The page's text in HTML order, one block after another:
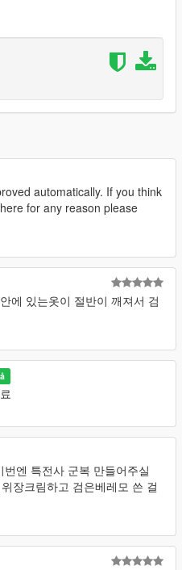
automatically. If you think
for any reason please
에 있는옷이 절반이 깨져서 검
엔 특전사 군복 만들어주실
장크림하고 검은베레모 쓴 걸